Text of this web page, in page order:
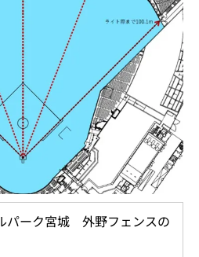
パーク宮城 外野フェンスの